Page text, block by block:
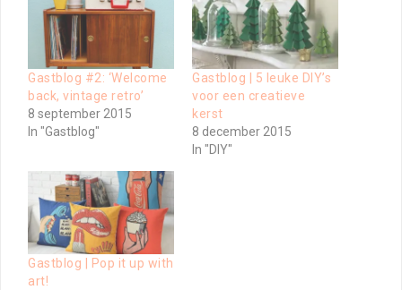
Gastblog #2: ‘Welcome
back, vintage retro’
8 september 2015
In "Gastblog"
Gastblog | 5 leuke DIY’s
voor een creatieve
kerst
8 december 2015
In "DIY"
Gastblog | Pop it up with
art!